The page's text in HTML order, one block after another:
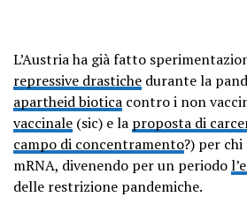
L’Austria ha già fatto
repressive drastiche durante la
apartheid biotica contro i non
vaccinale (sic) e la proposta di
campo di concentramento?) per
mRNA, divenendo per un periodo
delle restrizione pandemiche.